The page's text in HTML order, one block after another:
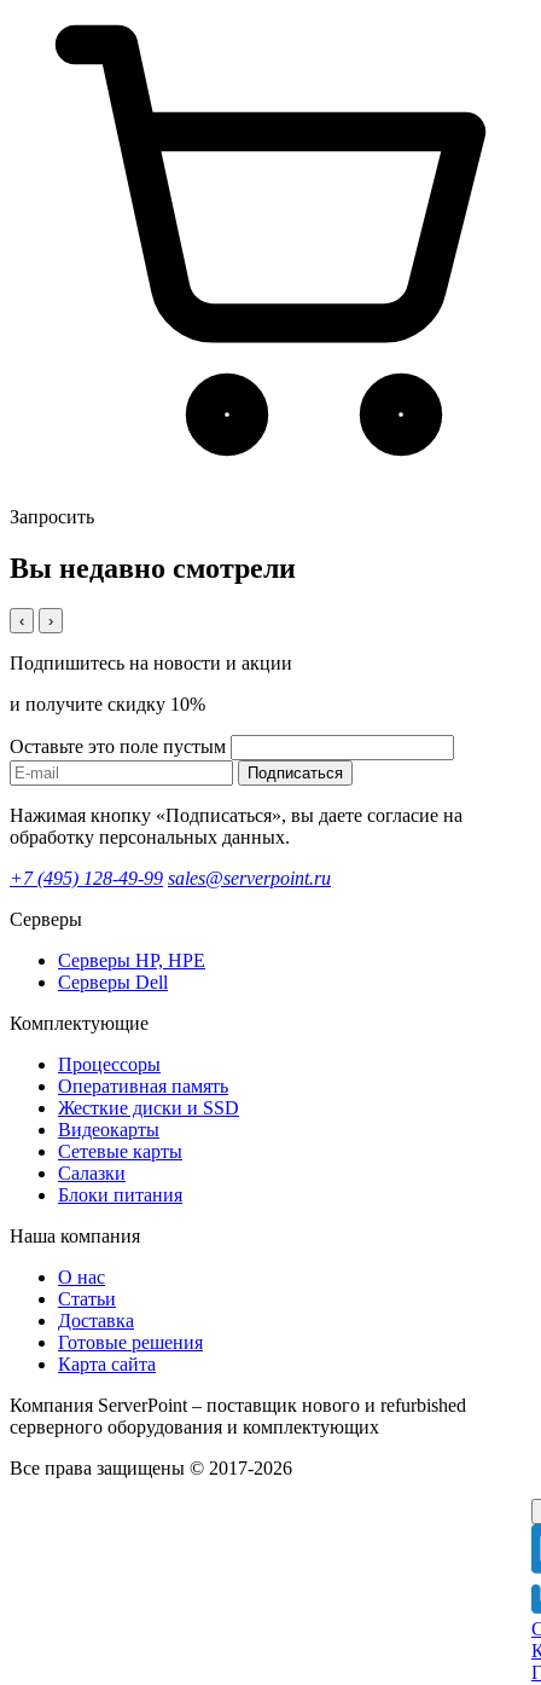
Запросить
Вы недавно смотрели
‹ ›
Подпишитесь на новости и акции
и получите скидку 10%
Оставьте это поле пустым
Подписаться
Нажимая кнопку «Подписаться», вы даете согласие на
обработку персональных данных.
+7 (495) 128-49-99 sales@serverpoint.ru
Серверы
Серверы HP, HPE
Серверы Dell
Комплектующие
Процессоры
Оперативная память
Жесткие диски и SSD
Видеокарты
Сетевые карты
Салазки
Блоки питания
Наша компания
О нас
Статьи
Доставка
Готовые решения
Карта сайта
Компания ServerPoint – поставщик нового и refurbished
серверного оборудования и комплектующих
Все права защищены © 2017-2026